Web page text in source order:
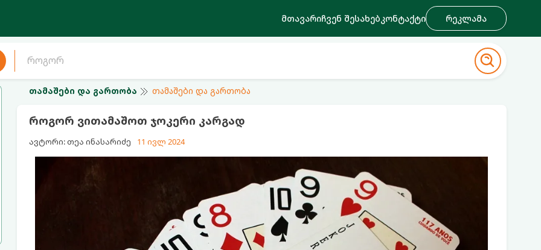
მთავარიჩვენ შესახებკონტაქტი რეკლამა
თამაშები და გართობა თამაშები და გართობა
როგორ ვითამაშოთ ჯოკერი კარგად
ავტორი: თეა ინასარიძე 11 ივლ 2024